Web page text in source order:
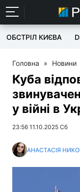
ОБСТРІЛ КИЄВА
Головна » Новини
Куба
у війні в
23:56 11.10.2025 Сб
АНАСТАСІЯ